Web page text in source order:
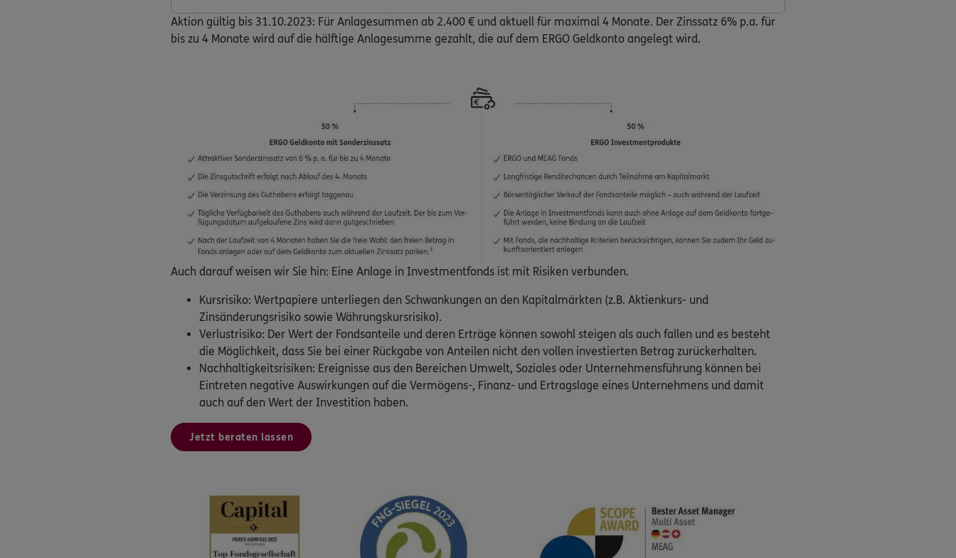
Aktion gültig bis 31.10.2023: Für Anlagesummen ab 2.400 € und aktuell für maximal 4 Monate. Der Zinssatz 6% p.a. für
bis zu 4 Monate wird auf die hälftige Anlagesumme gezahlt, die auf dem ERGO Geldkonto angelegt wird.
Auch darauf weisen wir Sie hin: Eine Anlage in Investmentfonds ist mit Risiken verbunden.
Kursrisiko: Wertpapiere unterliegen den Schwankungen an den Kapitalmärkten (z.B. Aktienkurs- und
Zinsänderungsrisiko sowie Währungskursrisiko).
Verlustrisiko: Der Wert der Fondsanteile und deren Erträge können sowohl steigen als auch fallen und es besteht
die Möglichkeit, dass Sie bei einer Rückgabe von Anteilen nicht den vollen investierten Betrag zurückerhalten.
Nachhaltigkeitsrisiken: Ereignisse aus den Bereichen Umwelt, Soziales oder Unternehmensführung können bei
Eintreten negative Auswirkungen auf die Vermögens-, Finanz- und Ertragslage eines Unternehmens und damit
auch auf den Wert der Investition haben.
Jetzt beraten lassen